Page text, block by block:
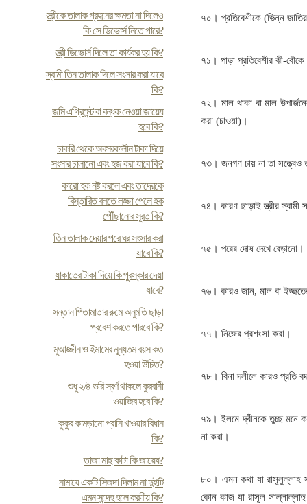
স্ত্রীকে তালাক গ্রহনের ক্ষমতা না দিলেও
কি সে ডিভোর্স নিতে পারে?
স্ত্রী ডিভোর্স দিলে তা কার্যকর হয় কি?
স্বামী তিন তালাক দিলে সংসার করা যাবে
কি?
জমি এগ্রিমেন্ট বা বন্ধক নেওয়া জায়েয
হবে কি?
চাকরি থেকে অবসরকালীন টাকা দিয়ে
সংসার চালানো এবং হজ করা যাবে কি?
কারো হক নষ্ট করলে এবং তাদেরকে
বিস্তারিত বলতে লজ্জা পেলে হক
পৌঁছানোর সূরত কি?
তিন তালাক দেয়ার পরে ঘর সংসার করা
যাবে কি?
যাকাতের টাকা দিয়ে কি পুরস্কার দেয়া
যাবে?
সন্তান পিতামাতার রুমে অনুমতি ছাড়া
প্রবেশ করতে পারবে কি?
মুআজ্জীন ও ইমামের নূন্যতম বয়স কত
হওয়া উচিত?
শুধু ২/৪ ভরি স্বর্ণ থাকলে কুরবানী
ওয়াজিব হবে কি?
কুকুর কামড়ানো প্রানি খাওয়ার বিধান
কি?
তাজা মাছ কাটা কি জায়েয?
নামাযে একটি সিজদা দিলাম না দুইটি
এমন সন্দেহ হলে করণীয় কি?
৭০। প্রতিবেশীকে (ভিন্ন
৭১। পাড়া প্রতিবেশীর ঝী-
৭২। মাল থাকা বা মাল
করা (চাওয়া)।
৭৩। জনগণ চায় না তা সত্ত্বেও
৭৪। কারণ ছাড়াই স্ত্রীর
৭৫। পরের দোষ দেখে বেড়ানো।
৭৬। কারও জান, মাল বা
৭৭। নিজের প্রশংসা করা।
৭৮। বিনা দলীলে কারও প্রতি
৭৯। ইলমে দ্বীনকে তুচ্ছ মনে
না করা।
৮০। এমন কথা যা রাসূলুল্লাহ
কোন কাজ যা রাসূল